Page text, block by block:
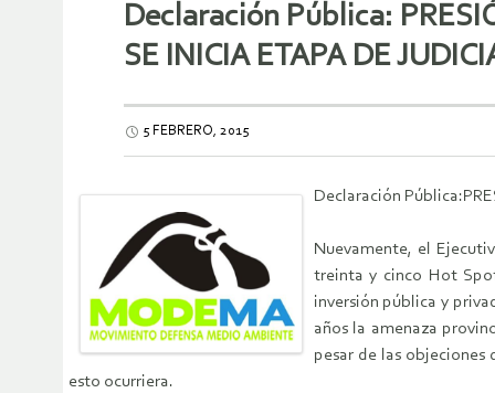
Declaración Pública:
SE INICIA ETAPA DE
5 FEBRERO, 2015
Declaración
Nuevamente, el
treinta y cinco Hot Spot
inversión pública y
años la amenaza
pesar de las objeciones
esto ocurriera.